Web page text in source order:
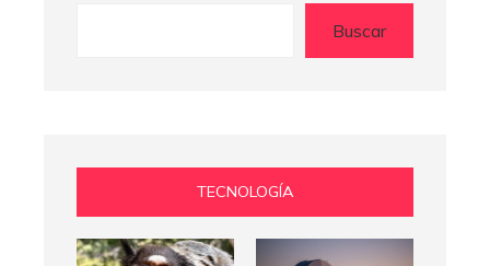
Buscar
TECNOLOGÍA